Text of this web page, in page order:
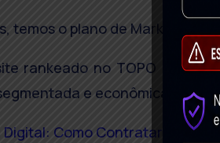
temos o plano de Marketing
rankeado no TOPO do
e econômica com
Como Contratar Uma